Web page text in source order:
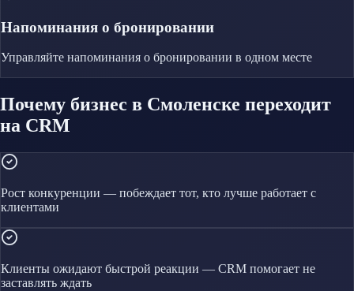
Напоминания о бронировании
Управляйте напоминания о бронировании в одном месте
Почему бизнес в Смоленске переходит
на CRM
Рост конкуренции — побеждает тот, кто лучше работает с
клиентами
Клиенты ожидают быстрой реакции — CRM помогает не
заставлять ждать